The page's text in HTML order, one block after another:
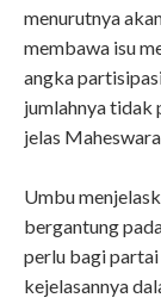
menurutnya
membawa isu
angka
jumlahnya tidak
jelas Maheswara.
Umbu
bergantung
perlu bagi partai
kejelasannya